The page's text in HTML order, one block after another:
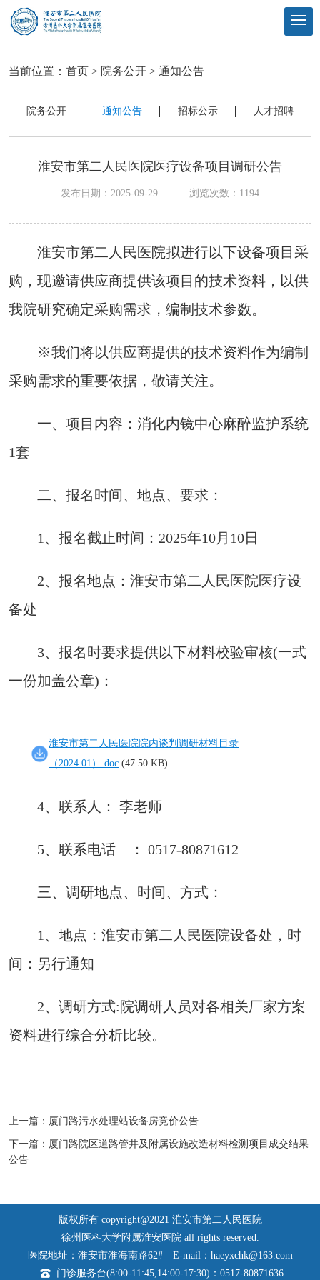
当前位置： 首页 > 院务公开 > 通知公告
院务公开 通知公告 招标公示 人才招聘
淮安市第二人民医院医疗设备项目调研公告
发布日期：2025-09-29 浏览次数： 1194
淮安市第二人民医院拟进行以下设备项目采
购，现邀请供应商提供该项目的技术资料，以供
我院研究确定采购需求，编制技术参数。
※我们将以供应商提供的技术资料作为编制
采购需求的重要依据，敬请关注。
一、项目内容：消化内镜中心麻醉监护系统
1套
二、报名时间、地点、要求：
1、报名截止时间：2025年10月10日
2、报名地点：淮安市第二人民医院医疗设
备处
3、报名时要求提供以下材料校验审核(一式
一份加盖公章)：
淮安市第二人民医院院内谈判调研材料目录
（2024.01）.doc (47.50 KB)
4、联系人： 李老师
5、联系电话 ： 0517-80871612
三、调研地点、时间、方式：
1、地点：淮安市第二人民医院设备处，时
间：另行通知
2、调研方式:院调研人员对各相关厂家方案
资料进行综合分析比较。
上一篇： 厦门路污水处理站设备房竞价公告
下一篇： 厦门路院区道路管井及附属设施改造材料检测项目成交结果
公告
版权所有 copyright@2021 淮安市第二人民医院
徐州医科大学附属淮安医院 all rights reserved.
医院地址：淮安市淮海南路62#
E-mail：haeyxchk@163.com
门诊服务台(8:00-11:45,14:00-17:30)：0517-80871636